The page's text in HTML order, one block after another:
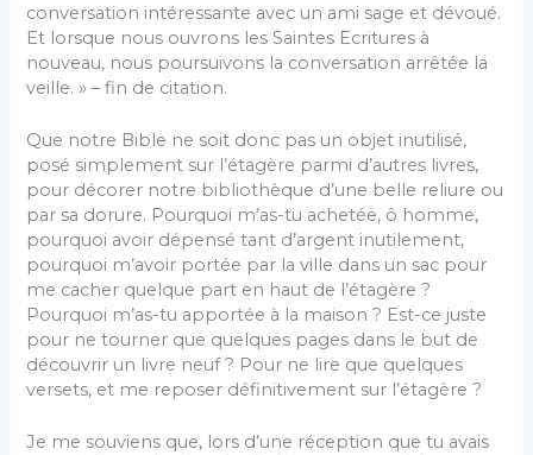
conversation intéressante avec un ami sage et dévoué.
Et lorsque nous ouvrons les Saintes Ecritures à
nouveau, nous poursuivons la conversation arrêtée la
veille. » – fin de citation.
Que notre Bible ne soit donc pas un objet inutilisé,
posé simplement sur l’étagère parmi d’autres livres,
pour décorer notre bibliothèque d’une belle reliure ou
par sa dorure. Pourquoi m’as-tu achetée, ô homme,
pourquoi avoir dépensé tant d’argent inutilement,
pourquoi m’avoir portée par la ville dans un sac pour
me cacher quelque part en haut de l’étagère ?
Pourquoi m’as-tu apportée à la maison ? Est-ce juste
pour ne tourner que quelques pages dans le but de
découvrir un livre neuf ? Pour ne lire que quelques
versets, et me reposer définitivement sur l’étagère ?
Je me souviens que, lors d’une réception que tu avais